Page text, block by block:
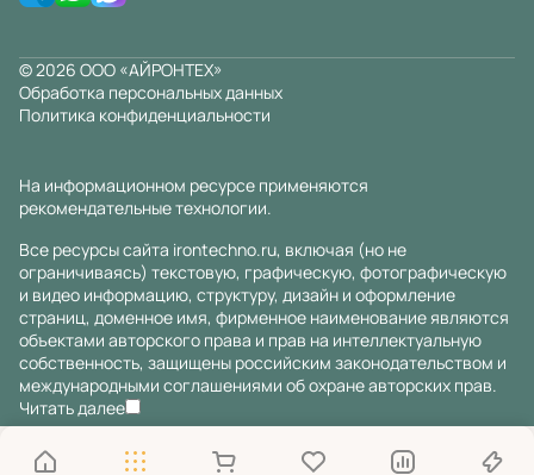
© 2026 ООО «АЙРОНТЕХ»
Обработка персональных данных
Политика конфиденциальности
На информационном ресурсе применяются
рекомендательные технологии.
Все ресурсы сайта irontechno.ru, включая (но не
ограничиваясь) текстовую, графическую, фотографическую
и видео информацию, структуру, дизайн и оформление
страниц, доменное имя, фирменное наименование являются
объектами авторского права и прав на интеллектуальную
собственность, защищены российским законодательством и
международными соглашениями об охране авторских прав.
Читать далее